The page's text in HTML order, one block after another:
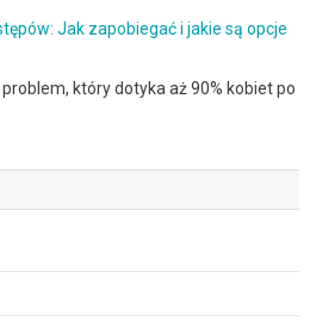
Jak zapobiegać i jakie są opcje
który dotyka aż 90% kobiet po